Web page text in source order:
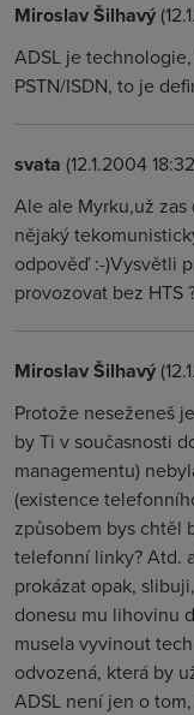
Miroslav Šilhavý
ADSL je
PSTN/ISDN, to je
svata (12.1.2004
Ale ale Myrku,už
nějaký
odpověď :-)Vysvětli
provozovat bez HTS
Miroslav Šilhavý
Protože neseženeš
by Ti v současnosti
managementu)
(existence
způsobem bys chtěl
telefonní linky? Atd.
prokázat opak,
donesu mu lihovinu
musela vyvinout
odvozená, která by
ADSL není jen o